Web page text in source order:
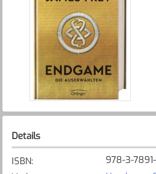
Details
ISBN:
978-3-